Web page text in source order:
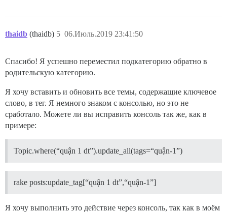
thaidb (thaidb) 06.Июль.2019 23:41:50
5
Спасибо! Я успешно переместил подкатегорию обратно в
родительскую категорию.
Я хочу вставить и обновить все темы, содержащие ключевое
слово, в тег. Я немного знаком с консолью, но это не
сработало. Можете ли вы исправить консоль так же, как в
примере:
Topic.where(“quận 1 dt”).update_all(tags=“quận-1”)
rake posts:update_tag[“quận 1 dt”,“quận-1”]
Я хочу выполнить это действие через консоль, так как в моём